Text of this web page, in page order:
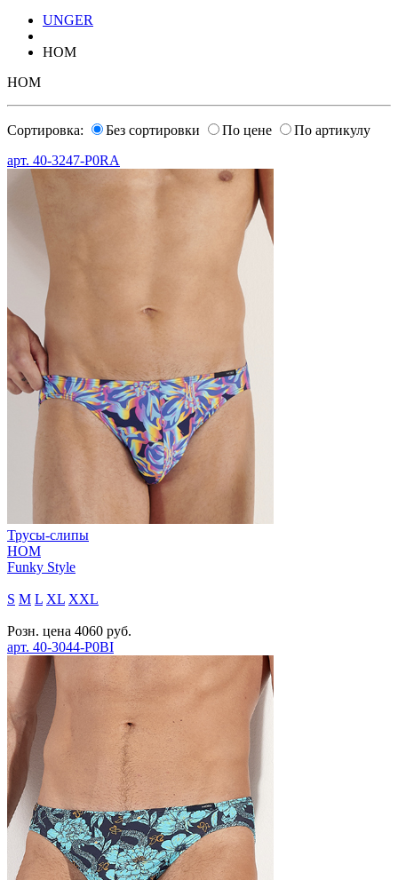
UNGER
HOM
HOM
Сортировка: Без сортировки По цене
По артикулу
арт. 40-3247-P0RA
Трусы-слипы
HOM
Funky Style
S M L XL XXL
Розн. цена 4060 руб.
арт. 40-3044-P0BI